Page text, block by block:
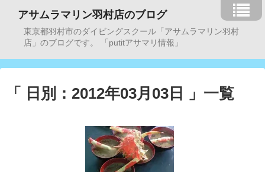
アサムラマリン羽村店のブログ
東京都羽村市のダイビングスクール「アサムラマリン羽村
店」のブログです。 「putitアサマリ情報」
「 日別：2012年03月03日 」一覧